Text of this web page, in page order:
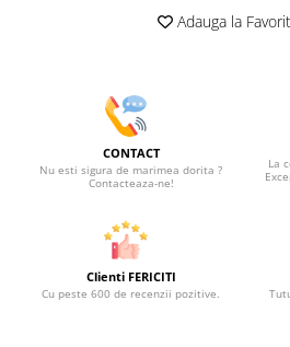
Adauga la
CONTACT
Nu esti sigura de marimea dorita ?
Contacteaza-ne!
La
Clienti FERICITI
Cu peste 600 de recenzii pozitive.